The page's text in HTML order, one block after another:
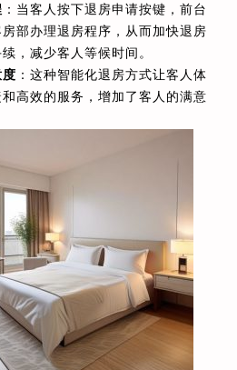
：当客人按下退房申请按键，前台
部办理退房程序，从而加快退房
，减少客人等候时间。
：这种智能化退房方式让客人体
高效的服务，增加了客人的满意